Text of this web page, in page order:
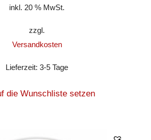
inkl. 20 % MwSt.
zzgl.
Versandkosten
Lieferzeit:3-5 Tage
die Wunschliste setzen